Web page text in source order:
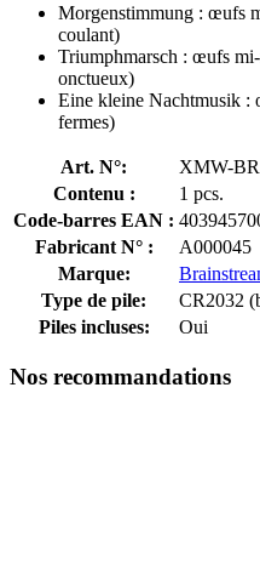
Morgenstimmung : œufs
coulant)
Triumphmarsch : œufs
onctueux)
Eine kleine Nachtmusik :
fermes)
Art. N°:
XMW-
Contenu :
1 pcs.
Code-barres EAN :
Fabricant N° :
A000045
Marque:
Type de pile:
CR2032
Piles incluses:
Oui
Nos recommandations